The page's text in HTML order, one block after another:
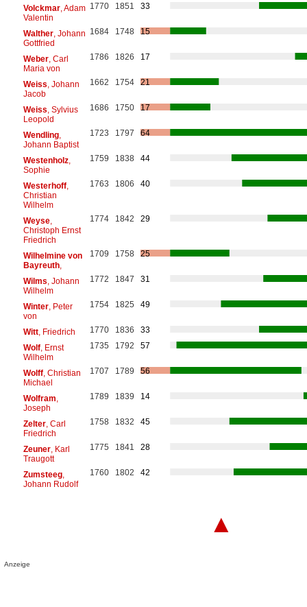
Volckmar, Adam
Valentin
1770 1851 33
Walther, Johann
Gottfried
1684 1748 15
Weber, Carl
Maria von
1786 1826 17
Weiss , Johann
Jacob
1662 1754 21
Weiss , Sylvius
Leopold
1686 1750 17
Wendling,
Johann Baptist
1723 1797 64
Westenholz,
Sophie
1759 1838 44
Westerhoff,
Christian
Wilhelm
1763 1806 40
Weyse,
Christoph Ernst
Friedrich
1774 1842 29
Wilhelmine von
Bayreuth,
1709 1758 25
Wilms , Johann
Wilhelm
1772 1847 31
Winter, Peter
von
1754 1825 49
Witt, Friedrich 1770 1836
33
Wolf, Ernst
Wilhelm
1735 1792 57
Wolff, Christian
Michael
1707 1789 56
Wolfram
Joseph
1789 1839 14
Zelter, Carl
Friedrich
1758 1832 45
Zeuner, Karl
Traugott
1775 1841 28
Zumsteeg,
Johann Rudolf
1760 1802 42
▲
Anzeige